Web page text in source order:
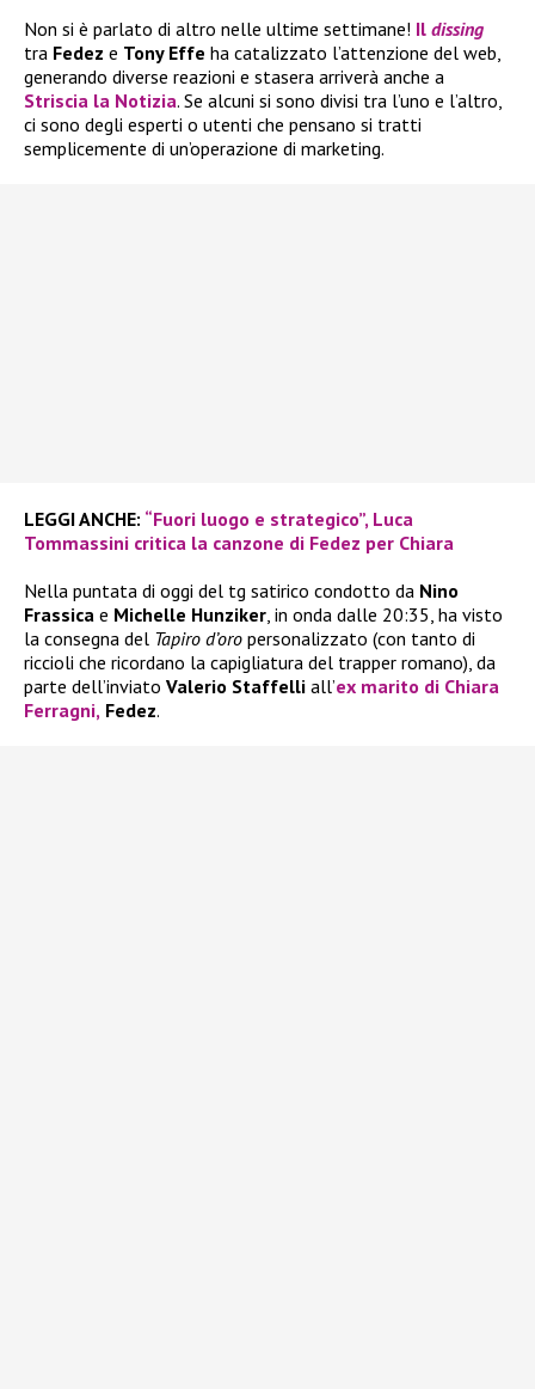
Non si è parlato di altro nelle ultime settimane! Il dissing
tra Fedez e Tony Effe ha catalizzato l’attenzione del web,
generando diverse reazioni e stasera arriverà anche a
Striscia la Notizia. Se alcuni si sono divisi tra l’uno e l’altro,
ci sono degli esperti o utenti che pensano si tratti
semplicemente di un’operazione di marketing.
LEGGI ANCHE: “Fuori luogo e strategico”, Luca
Tommassini critica la canzone di Fedez per Chiara
Nella puntata di oggi del tg satirico condotto da Nino
Frassica e Michelle Hunziker, in onda dalle 20:35, ha visto
la consegna del Tapiro d’oro personalizzato (con tanto di
riccioli che ricordano la capigliatura del trapper romano), da
parte dell’inviato Valerio Staffelli all’ex marito di Chiara
Ferragni, Fedez.